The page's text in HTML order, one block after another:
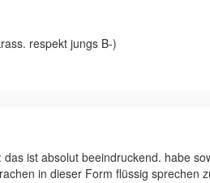
respekt jungs B-)
das ist absolut beeindruckend. habe
in dieser Form flüssig sprechen